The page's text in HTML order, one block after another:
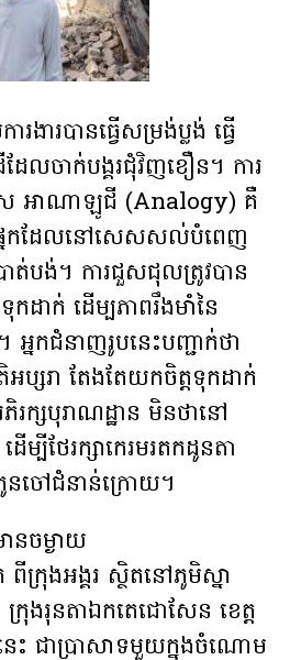
រងារបានធ្វើសម្រង់ប្លង់ ធ្វើ
ចាក់បង្គរជុំវិញខឿន។ ការ
ស អាណាឡូជី (Analogy) គឺ
នែកដែលនៅសេសសល់បំពេញ
ត់បង់។ ការជួសជុលត្រូវបាន
ដាក់ ដើម្បភាពរឹងមាំនៃ
នកជំនាញរូបនេះបញ្ជាក់ថា
តិអប្សរា តែងតែយកចិត្តទុកដាក់
ក្សបុរាណដ្ឋាន មិនថានៅ
បីថែរក្សាកេរមរតកដូនតា
កូនចៅជំនាន់ក្រោយ។
នចម្ងាយ
រុងអង្គរ ស្ថិតនៅភូមិស្នា
ក្រុងរុនតាឯកតេជោសែន ខេត្ត
ះ ជាប្រាសាទមួយក្នុងចំណោម